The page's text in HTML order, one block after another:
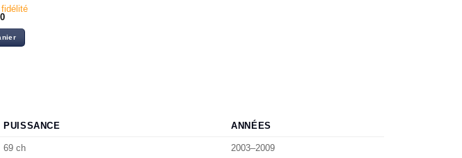
PUISSANCE ANNÉES
69 ch 2003–2009